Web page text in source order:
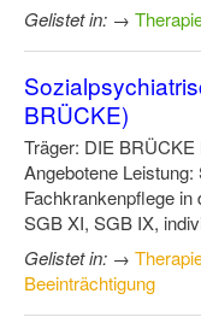
Gelistet in: →
BRÜCKE)
Träger: DIE
Angebotene
Fachkrankenpflege in
SGB XI, SGB IX,
Gelistet in: →
Beeinträchtigung